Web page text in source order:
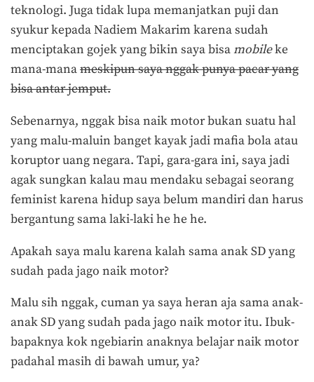
teknologi. Juga tidak lupa memanjatkan puji dan
syukur kepada Nadiem Makarim karena sudah
menciptakan gojek yang bikin saya bisamobileke
mana-manameskipunsaya nggak punya pacar yang
bisa antar-jemput.
Sebenarnya, nggak bisa naik motor bukan suatu hal
yang malu-maluin banget kayak jadi mafia bola atau
koruptor uang negara. Tapi, gara-gara ini, saya jadi
agak sungkan kalau mau mendaku sebagai seorang
feminist karena hidup saya belum mandiri dan harus
bergantung sama laki-laki he he he.
Apakah saya malu karena kalah sama anak SD yang
sudah pada jago naik motor?
Malu sih nggak, cuman ya saya heran aja sama anak-
anak SD yang sudah pada jago naik motor itu. Ibuk-
bapaknya kok ngebiarin anaknya belajar naik motor
padahal masih di bawah umur, ya?